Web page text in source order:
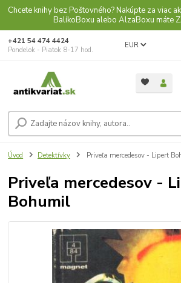
Chcete knihy bez Poštovného? Nakúpte za viac
BalíkoBoxu alebo AlzaBoxu máte
EUR
+421 54 474 4424
Pondelok - Piatok 8-17 hod.
Úvod Detektívky Priveľa mercedesov - Lipert
Priveľa mercedesov -
Bohumil